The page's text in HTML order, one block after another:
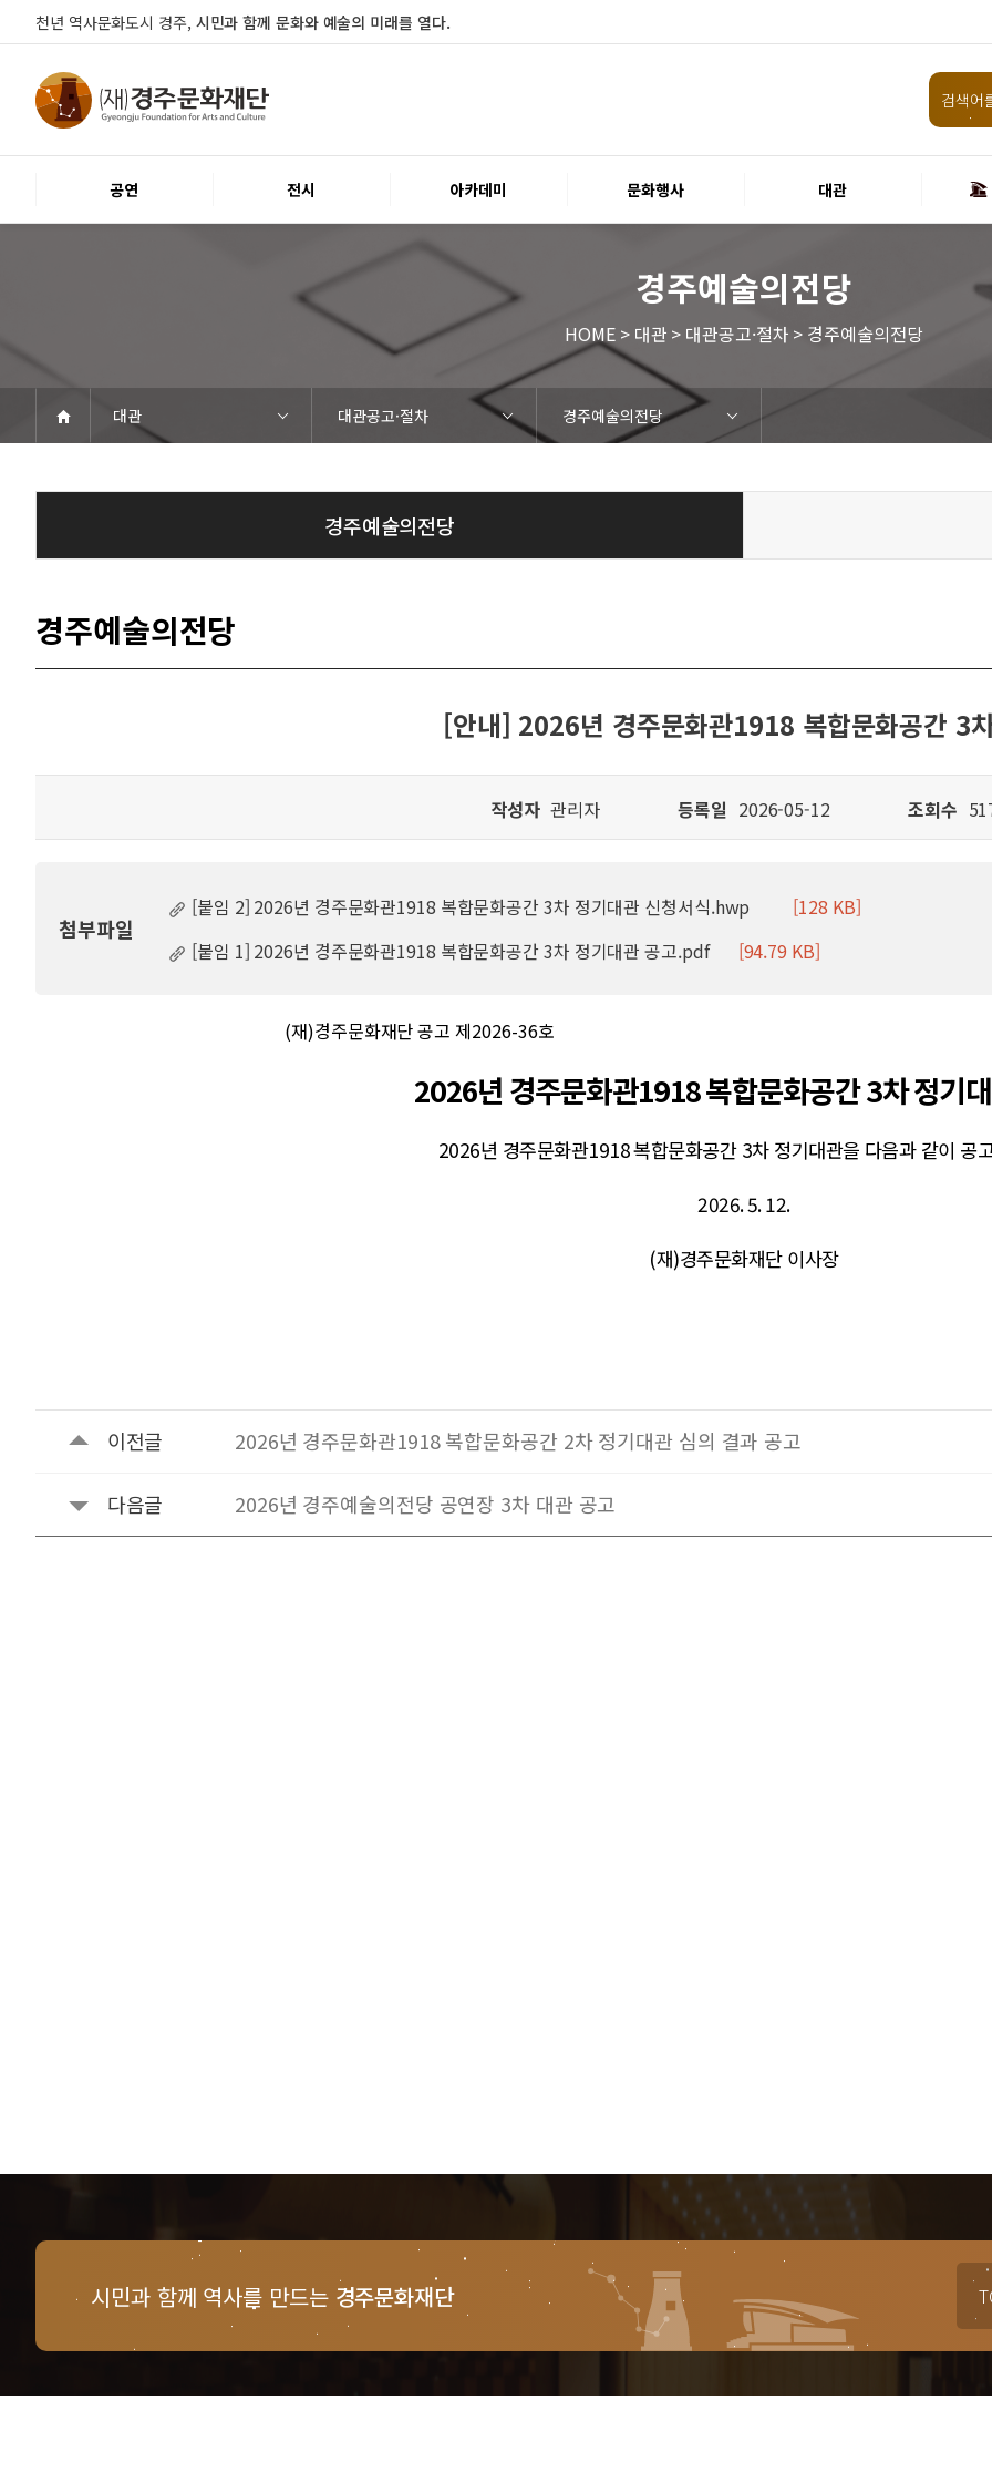
천년 역사문화도시 경주, 시민과 함께 문화와 예술의 미래를 열다.
공연 전시 아카데미 문화행사 대관
경주예술의전당
HOME > 대관 > 대관공고·절차 > 경주예술의전당
대관 대관공고·절차
경주예술의전당
공연
공연일정
객석안내 화랑홀 화랑홀 2층
화랑홀 3층
원화홀
티켓안내 티켓안내 티켓예매
티켓수령
할인규정
취소·환불규정
문화나눔티켓
공연예절·서비스 공연장 관람예절
공연장 편의서비스
전시 전시일정 현재전시
예정전시
지난전시
전시연계교육신청
알천미술관소장품
전시예절·서비스 미술관 관람예절
미술관 편의서비스
아카데미 교육일정
문화행사 행사일정
행사소개 경주 대릉원돌담길 축제
국제경주역사문화포럼
금속공예관
경주 e스포츠 페스티벌
돗자리피크닉
국제경주역사문화포럼
교촌문화공연 신라오기
신라문화제
국제뮤직페스티벌
경주문화관1918
교촌버스킹
지역예술인 지원사업
봉황대 뮤직스퀘어
경주국악여행
제야의 종 타종식
한수원아트페스티벌
한복문화주간
동아시아 문화도시
MyK FESTA in 경주
경주시 관광기념품 공모전
뉴스
갤러리
대관 대관공고·절차 경주예술의전당
경주문화관1918
대관운영조례 운영조례 경주예술의전당
운영규칙 공연장 및 부대시설
알천미술관
경주문화관1918
사용료 경주예술의전당
경주문화관1918
대관신청 경주예술의전당
경주문화관1918
시설소개 경주예술의전당 시설소개
공연장 화랑홀
원화홀
알천미술관
기타시설
경주문화관1918
시립예술단 시립극단 시립극단 소개
단원현황
시립합창단 시립합창단 소개
단원현황
시립신라고취대 시립신라고취대 소개
단원현황
연간일정
열린마당 공지사항 공지사항
입찰정보
채용정보
자료실 홍보·보도자료
서식·매뉴얼
웹진
Q&A FAQ 가입 및 정보
공연
전시
아카데미
대관
기타
질문과답변
우수고객 회원안내 · 혜택
우수고객
경주문화재단 인사말
재단소개 비전전략
사업안내
연혁
재단CI
조직도
ESG 윤리·경영 ESG경영 선언문
인권경영선언문
임직원행동강령
문화서비스윤리헌장
통합신고센터
경영공시 경영목표 예산서 운영계획
결산서
임원 및 운영인력 현황 인건비
경영실적
외부기관 감사
기타공시
계약현황
기부금현황
업무추진비 복리후생비 내역
오시는길 경주예술의전당
경주문화관1918
신라금속공예관
경주예술의전당
경주예술의전당
[안내] 2026년 경주문화관1918 복합문화공간 3
작성자 관리자 등록일 2026-05-12 조회수
첨부파일
[붙임 2] 2026년 경주문화관1918 복합문화공간 3차 정기대관 신청서식.hwp
[128 KB]
[붙임 1] 2026년 경주문화관1918 복합문화공간 3차 정기대관 공고.pdf
[94.79 KB]
(재)경주문화재단 공고 제2026-36호
2026년 경주문화관1918복합문화공간3차 정기
2026년 경주문화관1918복합문화공간 3차 정기대관을 다음과 같이 공
2026. 5. 12.
(재)경주문화재단 이사장
이전글 2026년 경주문화관1918 복합문화공간 2차 정기대관 심의 결과 공고
다음글 2026년 경주예술의전당 공연장 3차 대관 공고
시민과 함께 역사를 만드는 경주문화재단